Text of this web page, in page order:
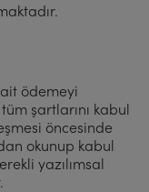
ödemeyi
şartlarını kabul
öncesinde
okunup kabul
yazılımsal